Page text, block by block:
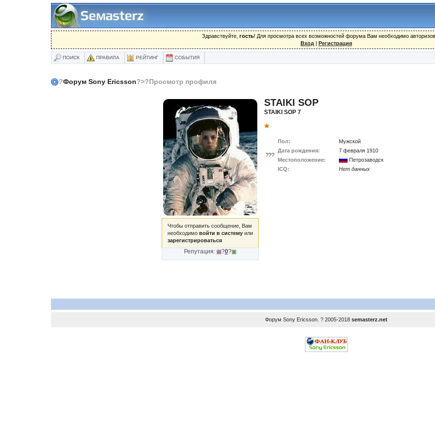
Здравствуйте, гость! Для просмотра всех возможностей форума Вам необходимо
Вход | Регистрация
ПОИСК ПРАВИЛА РЕЙТИНГ СОБЫТИЯ
?Форум Sony Ericsson?>?Просмотр профиля
Чтобы отправить сообщение, Вам
необходимо войти в системуили
зарегистрироваться
Репутация: ?0?
STAIKI SOP
STAIKI SOP 7
???
Пол:
Мужской
Дата рождения:
7 февраля 1910
Местоположение:
Петрозаводск
ICQ:
Нет данных
Форум Sony Ericsson . ? 2005-2018 semasterz.net